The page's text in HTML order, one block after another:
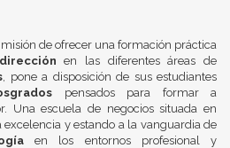
de ofrecer una formación práctica
en las diferentes áreas de
, pone a disposición de sus estudiantes
pensados para formar a
Una escuela de negocios situada en
y estando a la vanguardia de
en los entornos profesional y